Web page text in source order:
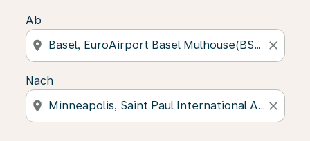
Ab
location_on close
Nach
location_on close